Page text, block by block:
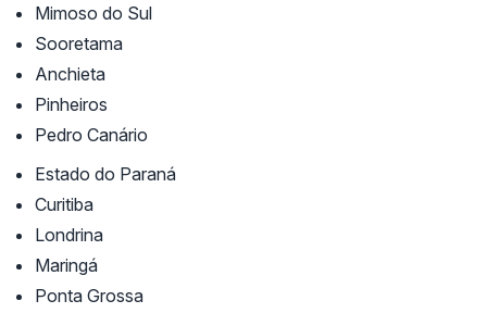
Mimoso do Sul
Sooretama
Anchieta
Pinheiros
Pedro Canário
Estado do Paraná
Curitiba
Londrina
Maringá
Ponta Grossa